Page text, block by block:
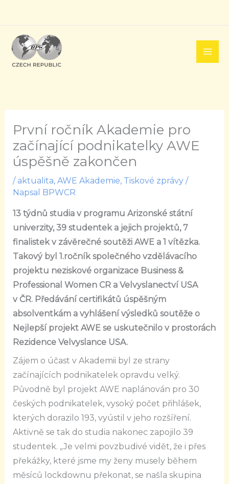
obsah
První ročník Akademie pro
začínající podnikatelky AWE
úspěšně zakončen
/ aktualita, AWE Akademie, Tiskové zprávy/
Napsal BPWCR
13 týdnů studia v programu Arizonské státní
univerzity, 39 studentek a jejich projektů, 7
finalistek v závěrečné soutěži AWE a 1 vítězka.
Takový byl 1.ročník společného vzdělávacího
projektu neziskové organizace Business &
Professional Women CR a Velvyslanectví USA
v ČR. Předávání certifikátů úspěšným
absolventkám a vyhlášení výsledků soutěže o
Nejlepší projekt AWE se uskutečnilo v prostorách
Rezidence Velvyslance USA.
Zájem o účast v Akademii byl ze strany
začínajících podnikatelek opravdu velký.
Původně byl projekt AWE naplánován pro 30
českých podnikatelek, vysoký počet přihlášek,
kterých dorazilo 193, vyústil v jeho rozšíření.
Aktivně se tak do studia nakonec zapojilo 39
studentek. „Je velmi povzbudivé vidět, že i přes
překážky, které jsme my ženy musely během
měsíců lockdownu překonat, se našla skupina